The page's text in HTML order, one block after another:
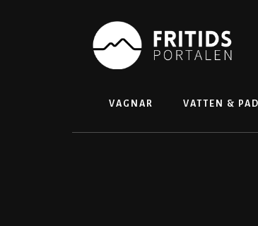
VAGNAR VATTEN &